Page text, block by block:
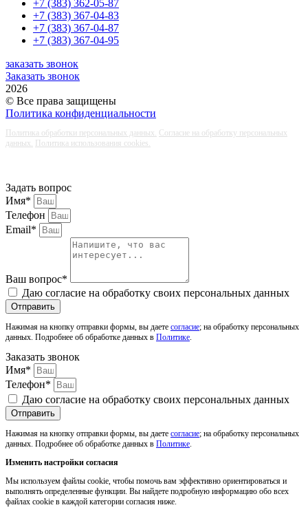
+7 (383) 362-05-87
+7 (383) 367-04-83
+7 (383) 367-04-87
+7 (383) 367-04-95
заказать звонок
Заказать звонок
2026
© Все права защищены
Политика конфиденциальности
Политика обработки персональных данных. Согласие на обработку персональных
данных. Политика использования cookies.
Задать вопрос
Имя*
Телефон
Email*
Ваш вопрос*
Даю согласие на обработку своих персональных данных
Отправить
Нажимая на кнопку отправки формы, вы даете согласие; на обработку персональных
данных. Подробнее об обработке данных в Политике.
Заказать звонок
Имя*
Телефон*
Даю согласие на обработку своих персональных данных
Отправить
Нажимая на кнопку отправки формы, вы даете согласие; на обработку персональных
данных. Подробнее об обработке данных в Политике.
Изменить настройки согласия
Мы используем файлы cookie, чтобы помочь вам эффективно ориентироваться и
выполнять определенные функции. Вы найдете подробную информацию обо всех
файлах cookie в каждой категории согласия ниже.